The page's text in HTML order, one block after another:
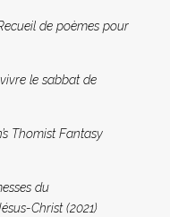
de poèmes pour
le sabbat de
Thomist Fantasy
du
Christ (2021)